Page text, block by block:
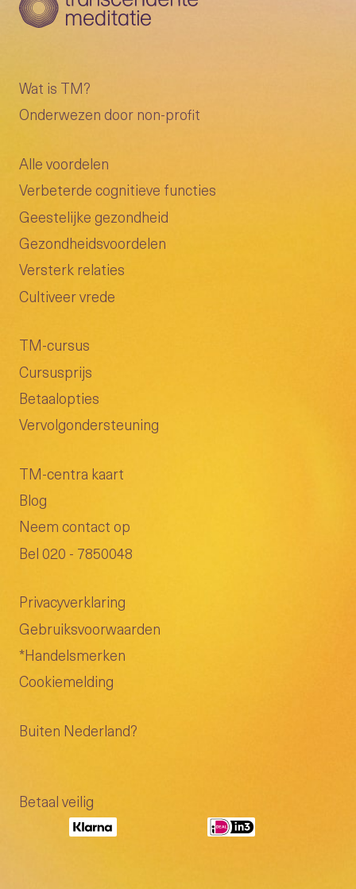
Wat is TM?
Onderwezen door non-profit
Alle voordelen
Verbeterde cognitieve functies
Geestelijke gezondheid
Gezondheidsvoordelen
Versterk relaties
Cultiveer vrede
TM-cursus
Cursusprijs
Betaalopties
Vervolgondersteuning
TM-centra kaart
Blog
Neem contact op
Bel 020 - 7850048
Privacyverklaring
Gebruiksvoorwaarden
*Handelsmerken
Cookiemelding
Buiten Nederland?
Betaal veilig